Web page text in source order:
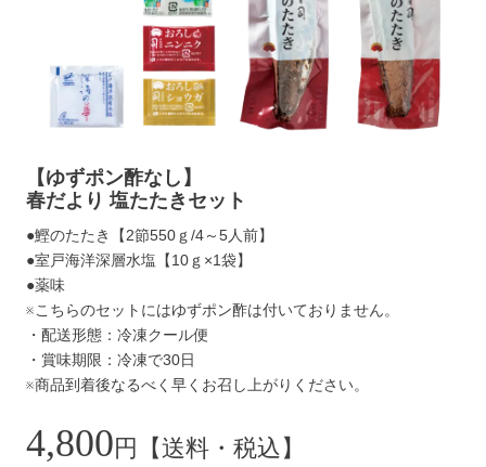
【ゆずポン酢なし】
春だより 塩たたきセット
●鰹のたたき【2節550ｇ/4～5人前】
●室戸海洋深層水塩【10ｇ×1袋】
●薬味
※こちらのセットにはゆずポン酢は付いておりません。
・配送形態：冷凍クール便
・賞味期限：冷凍で30日
※商品到着後なるべく早くお召し上がりください。
4,800 円【送料・税込】